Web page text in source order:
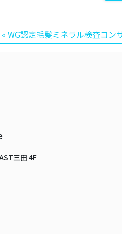
« WG認定毛髪ミネラル検査コン
三田 4F